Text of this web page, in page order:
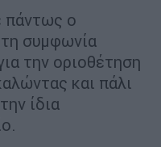
πάντως ο
τη συμφωνία
την οριοθέτηση
και πάλι
ίδια